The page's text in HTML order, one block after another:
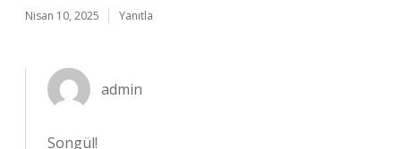
Nisan 10, 2025 Yanıtla
admin
Songül!